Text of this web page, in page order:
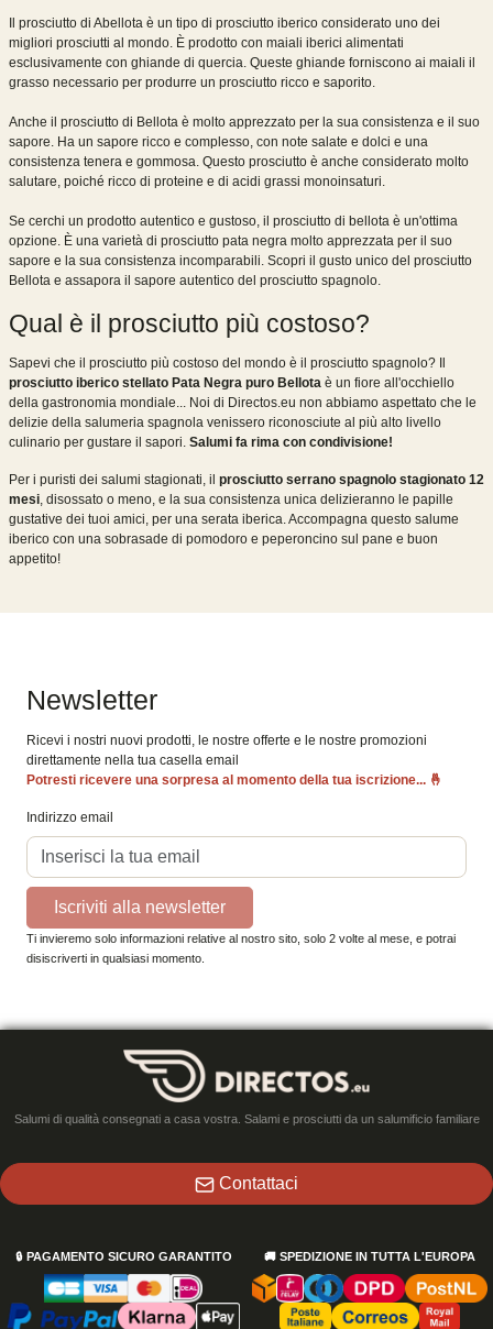
Il prosciutto di Abellota è un tipo di prosciutto iberico considerato uno dei
migliori prosciutti al mondo. È prodotto con maiali iberici alimentati
esclusivamente con ghiande di quercia. Queste ghiande forniscono ai maiali il
grasso necessario per produrre un prosciutto ricco e saporito.
Anche il prosciutto di Bellota è molto apprezzato per la sua consistenza e il suo
sapore. Ha un sapore ricco e complesso, con note salate e dolci e una
consistenza tenera e gommosa. Questo prosciutto è anche considerato molto
salutare, poiché ricco di proteine ​​e di acidi grassi monoinsaturi.
Se cerchi un prodotto autentico e gustoso, il prosciutto di bellota è un'ottima
opzione. È una varietà di prosciutto pata negra molto apprezzata per il suo
sapore e la sua consistenza incomparabili. Scopri il gusto unico del prosciutto
Bellota e assapora il sapore autentico del prosciutto spagnolo.
Qual ​​è il prosciutto più costoso?
Sapevi che il prosciutto più costoso del mondo è il prosciutto spagnolo? Il
prosciutto iberico stellato Pata Negra puro Bellota è un fiore all'occhiello
della gastronomia mondiale... Noi di Directos.eu non abbiamo aspettato che le
delizie della salumeria spagnola venissero riconosciute al più alto livello
culinario per gustare il sapori. Salumi fa rima con condivisione!
Per i puristi dei salumi stagionati, il prosciutto serrano spagnolo stagionato 12
mesi, disossato o meno, e la sua consistenza unica delizieranno le papille
gustative dei tuoi amici, per una serata iberica. Accompagna questo salume
iberico con una sobrasade di pomodoro e peperoncino sul pane e buon
appetito!
Newsletter
Ricevi i nostri nuovi prodotti, le nostre offerte e le nostre promozioni
direttamente nella tua casella email
Potresti ricevere una sorpresa al momento della tua iscrizione... 🤞
Indirizzo email
Iscriviti alla newsletter
Ti invieremo solo informazioni relative al nostro sito, solo 2 volte al mese, e potrai
disiscriverti in qualsiasi momento.
Salumi di qualità consegnati a casa vostra. Salami e prosciutti da un salumificio familiare
Contattaci
🔒 PAGAMENTO SICURO GARANTITO 🚚 SPEDIZIONE IN TUTTA L'EUROPA